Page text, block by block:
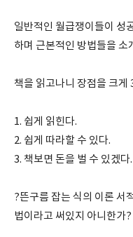
일반적인 월급쟁이들이 성
하며 근본적인 방법들을 소
책을 읽고나니 장점을 크게
1. 쉽게 읽힌다.
2. 쉽게 따라할 수 있다.
3. 책보면 돈을 벌 수 있겠
?뜬구름 잡는 식의 이론 서
법이라고 써있지 아니한가?